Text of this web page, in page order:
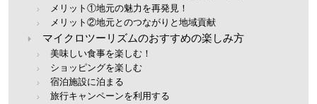
メリット①地元の魅力を再発見！
メリット②地元とのつながりと地域貢献
マイクロツーリズムのおすすめの楽しみ方
美味しい食事を楽しむ！
ショッピングを楽しむ
宿泊施設に泊まる
旅行キャンペーンを利用する